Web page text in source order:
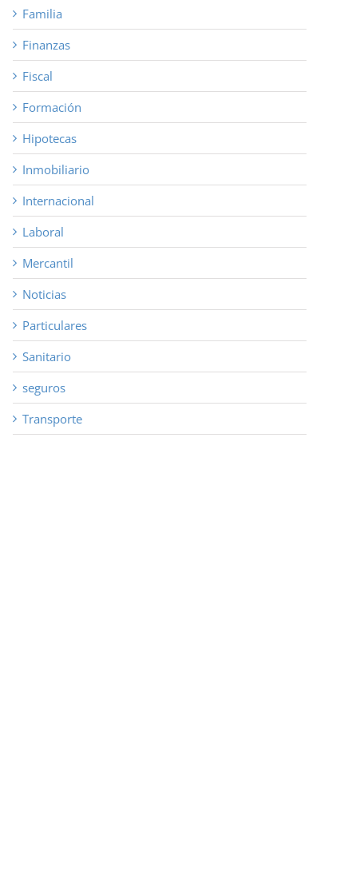
Familia
Finanzas
Fiscal
Formación
Hipotecas
Inmobiliario
Internacional
Laboral
Mercantil
Noticias
Particulares
Sanitario
seguros
Transporte